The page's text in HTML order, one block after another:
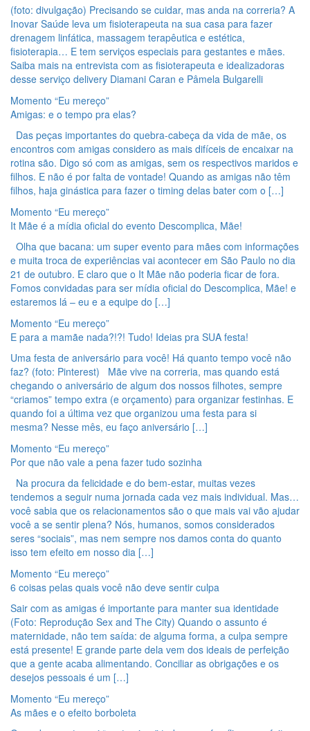
(foto: divulgação) Precisando se cuidar, mas anda na correria? A
Inovar Saúde leva um fisioterapeuta na sua casa para fazer
drenagem linfática, massagem terapêutica e estética,
fisioterapia… E tem serviços especiais para gestantes e mães.
Saiba mais na entrevista com as fisioterapeuta e idealizadoras
desse serviço delivery Diamani Caran e Pâmela Bulgarelli
Momento “Eu mereço”
Amigas: e o tempo pra elas?
Das peças importantes do quebra-cabeça da vida de mãe, os
encontros com amigas considero as mais difíceis de encaixar na
rotina são. Digo só com as amigas, sem os respectivos maridos e
filhos. E não é por falta de vontade! Quando as amigas não têm
filhos, haja ginástica para fazer o timing delas bater com o […]
Momento “Eu mereço”
It Mãe é a mídia oficial do evento Descomplica, Mãe!
Olha que bacana: um super evento para mães com informações
e muita troca de experiências vai acontecer em São Paulo no dia
21 de outubro. E claro que o It Mãe não poderia ficar de fora.
Fomos convidadas para ser mídia oficial do Descomplica, Mãe! e
estaremos lá – eu e a equipe do […]
Momento “Eu mereço”
E para a mamãe nada?!?! Tudo! Ideias pra SUA festa!
Uma festa de aniversário para você! Há quanto tempo você não
faz? (foto: Pinterest) Mãe vive na correria, mas quando está
chegando o aniversário de algum dos nossos filhotes, sempre
“criamos” tempo extra (e orçamento) para organizar festinhas. E
quando foi a última vez que organizou uma festa para si
mesma? Nesse mês, eu faço aniversário […]
Momento “Eu mereço”
Por que não vale a pena fazer tudo sozinha
Na procura da felicidade e do bem-estar, muitas vezes
tendemos a seguir numa jornada cada vez mais individual. Mas…
você sabia que os relacionamentos são o que mais vai vão ajudar
você a se sentir plena? Nós, humanos, somos considerados
seres “sociais”, mas nem sempre nos damos conta do quanto
isso tem efeito em nosso dia […]
Momento “Eu mereço”
6 coisas pelas quais você não deve sentir culpa
Sair com as amigas é importante para manter sua identidade
(Foto: Reprodução Sex and The City) Quando o assunto é
maternidade, não tem saída: de alguma forma, a culpa sempre
está presente! E grande parte dela vem dos ideais de perfeição
que a gente acaba alimentando. Conciliar as obrigações e os
desejos pessoais é um […]
Momento “Eu mereço”
As mães e o efeito borboleta